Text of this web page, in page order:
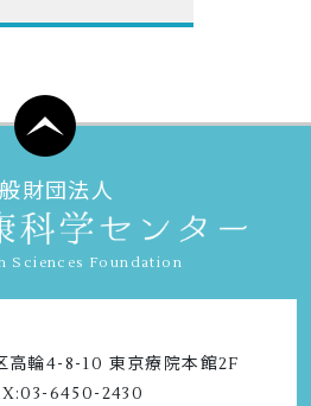
財団法人
Sciences Foundation
⾼輪4-8-10 東京療院本館2F
6450-2430